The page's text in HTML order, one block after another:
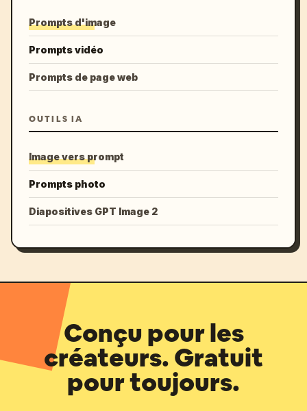
Prompts d'image
Prompts vidéo
Prompts de page web
OUTILS IA
Image vers prompt
Prompts photo
Diapositives GPT Image 2
Conçu pour les
créateurs. Gratuit
pour toujours.